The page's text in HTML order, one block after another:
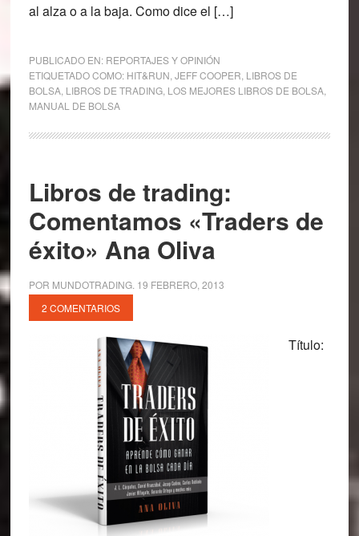
al alza o a la baja. Como dice el […]
PUBLICADO EN: REPORTAJES Y OPINIÓN
ETIQUETADO COMO: HIT&RUN JEFF COOPER LIBROS DE
BOLSA, LIBROS DE TRADING, LOS MEJORES LIBROS DE BOLSA,
MANUAL DE BOLSA
Libros de trading:
Comentamos «Traders de
éxito» Ana Oliva
POR MUNDOTRADING. 19 FEBRERO, 2013
2 COMENTARIOS
Título: